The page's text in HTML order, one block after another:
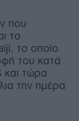
που
το
το οποίο
του κατά
και τώρα
την ημέρα